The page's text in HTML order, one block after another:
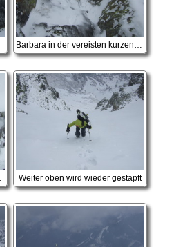
Barbara in der vereisten kurzen Variante auf halber Höhe.
Weiter oben wird wieder gestapft